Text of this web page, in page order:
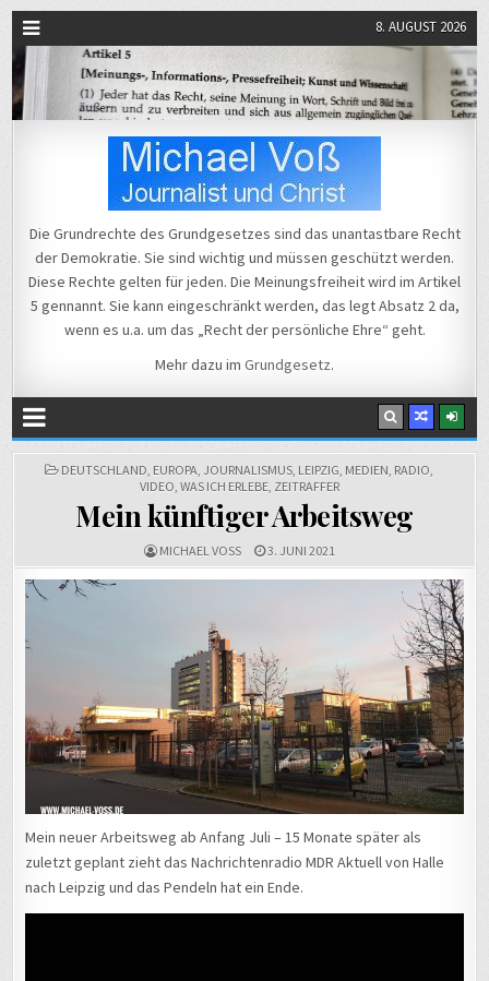
8. AUGUST 2026
Michael Voß
Die Grundrechte des Grundgesetzes sind das unantastbare Recht
der Demokratie. Sie sind wichtig und müssen geschützt werden.
Diese Rechte gelten für jeden. Die Meinungsfreiheit wird im Artikel
5 gennannt. Sie kann eingeschränkt werden, das legt Absatz 2 da,
wenn es u.a. um das „Recht der persönliche Ehre“ geht.
Mehr dazu im Grundgesetz.
POSTED
DEUTSCHLAND, EUROPA, JOURNALISMUS, LEIPZIG, MEDIEN, RADIO,
VIDEO, WAS ICH ERLEBE, ZEITRAFFER
Mein künftiger Arbeitsweg
MICHAEL VOSS 3. JUNI 2021
Mein neuer Arbeitsweg ab Anfang Juli – 15 Monate später als
zuletzt geplant zieht das Nachrichtenradio MDR Aktuell von Halle
nach Leipzig und das Pendeln hat ein Ende.